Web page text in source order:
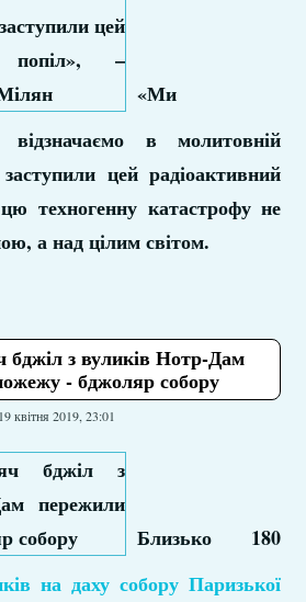
«Ми
відзначаємо в молитовній
цей радіоактивний
техногенну катастрофу не
а над цілим світом.
бджіл з вуликів Нотр-Дам
- бджоляр собору
квітня 2019, 23:01
Близько 180
на даху собору Паризької